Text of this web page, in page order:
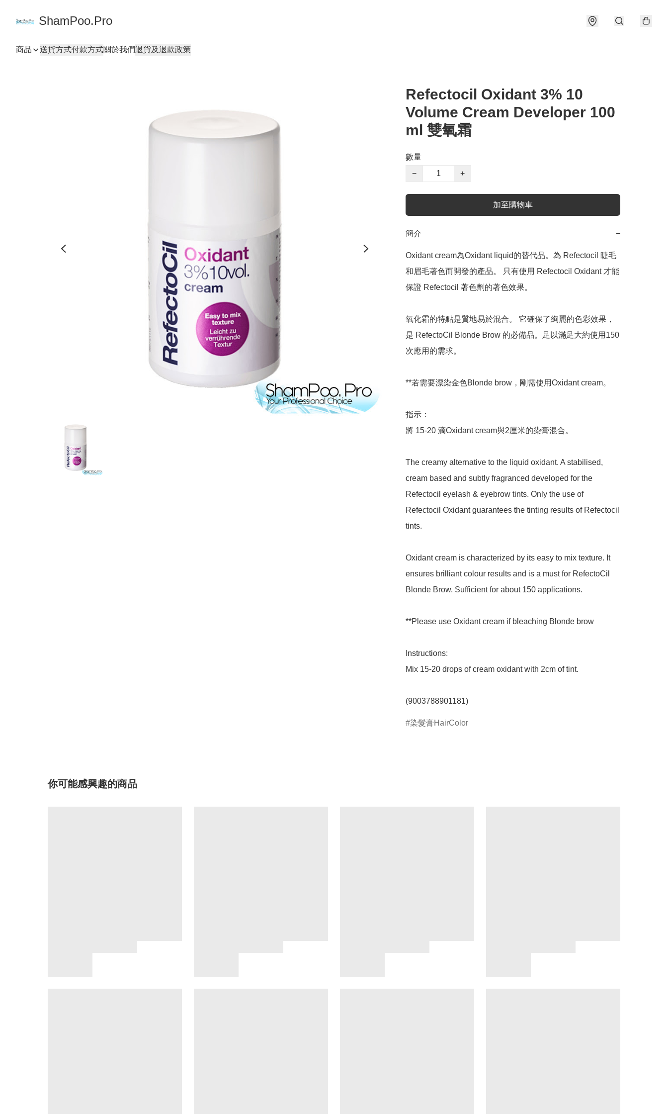
ShamPoo.Pro
商品 送貨方式付款方式關於我們退貨及退款政策
Refectocil Oxidant 3% 10
Volume Cream Developer 100
ml 雙氧霜
數量
−
+
加至購物車
簡介 −
Oxidant cream為Oxidant liquid的替代品。為 Refectocil 睫毛
和眉毛著色而開發的產品。 只有使用 Refectocil Oxidant 才能
保證 Refectocil 著色劑的著色效果。
氧化霜的特點是質地易於混合。 它確保了絢麗的色彩效果，
是 RefectoCil Blonde Brow 的必備品。足以滿足大約使用150
次應用的需求。
**若需要漂染金色Blonde brow，剛需使用Oxidant cream。
指示：
將 15-20 滴Oxidant cream與2厘米的染膏混合。
The creamy alternative to the liquid oxidant. A stabilised,
cream based and subtly fragranced developed for the
Refectocil eyelash & eyebrow tints. Only the use of
Refectocil Oxidant guarantees the tinting results of Refectocil
tints.
Oxidant cream is characterized by its easy to mix texture. It
ensures brilliant colour results and is a must for RefectoCil
Blonde Brow. Sufficient for about 150 applications.
**Please use Oxidant cream if bleaching Blonde brow
Instructions:
Mix 15-20 drops of cream oxidant with 2cm of tint.
(9003788901181)
染髮膏HairColor
你可能感興趣的商品